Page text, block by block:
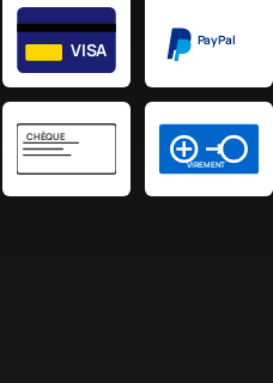
être
choisies
sur
page
du
VISA PayPal
CHÈQUE
VIREMENT